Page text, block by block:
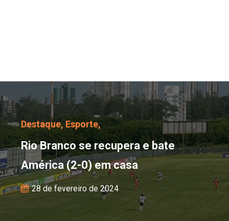
Rio Branco se
Destaque, Esporte,
Rio Branco se recupera e bate
América (2-0) em casa
28 de fevereiro de 2024